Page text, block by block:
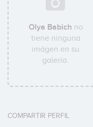
Olya Babich no
tiene ninguna
imágen en su
galería.
COMPARTIR PERFIL